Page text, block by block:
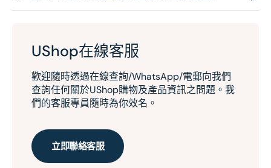
UShop在線客服
歡迎隨時透過在線查詢/WhatsApp/電郵向我們
查詢任何關於UShop購物及產品資訊之問題。我
們的客服專員隨時為你效名。
立即聯絡客服